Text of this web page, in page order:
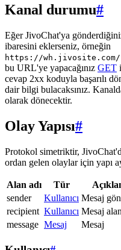
Kanal durumu#
Eğer JivoChat'ya
ibaresini eklerseniz, örneğin
https://
bu URL'ye yapacağınız GET
cevap 2xx koduyla başarılı
dair bilgi bulacaksınız.
olarak dönecektir.
Olay Yapısı#
Protokol simetriktir,
ordan gelen olaylar için yapı
Alan adı Tür
sender
Kullanıcı Mesaj
recipient Kullanıcı Mesaj alan
message Mesaj Mesaj